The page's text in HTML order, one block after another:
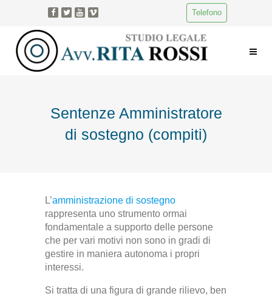
Telefono
Sentenze Amministratore
di sostegno (compiti)
L’amministrazione di sostegno
rappresenta uno strumento ormai
fondamentale a supporto delle persone
che per vari motivi non sono in gradi di
gestire in maniera autonoma i propri
interessi.
Si tratta di una figura di grande rilievo, ben